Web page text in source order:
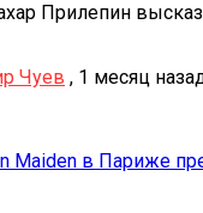
Прилепин
Чуев , 1 месяц
Maiden в Париже